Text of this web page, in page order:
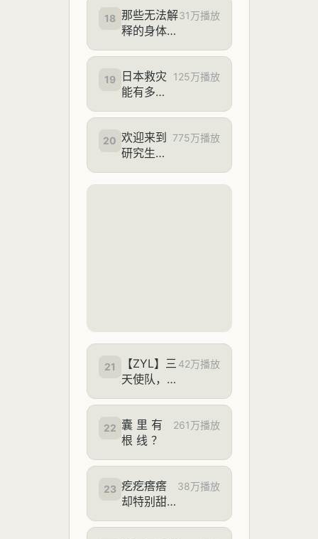
麦当劳，有
不胖的风险
吗
18 那些无法解
释的身体感
微妙的感觉
了，你占了
几个？
31万播放
19
日本救灾
能有多抽
125万播放
20 欢迎来到
研究生的
775万播放
21
【ZYL】三
天使队，绝
42万播放
22 囊 里 有
根 线 ？
261万播放
23 疙疙瘩瘩
却特别甜
38万播放